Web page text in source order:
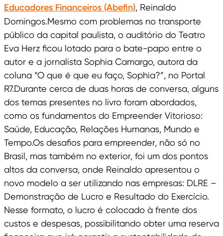
Educadores Financeiros (Abefin), Reinaldo
Domingos.Mesmo com problemas no transporte
público da capital paulista, o auditório do Teatro
Eva Herz ficou lotado para o bate-papo entre o
autor e a jornalista Sophia Camargo, autora da
coluna “O que é que eu faço, Sophia?”, no Portal
R7.Durante cerca de duas horas de conversa, alguns
dos temas presentes no livro foram abordados,
como os fundamentos do Empreender Vitorioso:
Saúde, Educação, Relações Humanas, Mundo e
Tempo.Os desafios para empreender, não só no
Brasil, mas também no exterior, foi um dos pontos
altos da conversa, onde Reinaldo apresentou o
novo modelo a ser utilizando nas empresas: DLRE –
Demonstração de Lucro e Resultado do Exercício.
Nesse formato, o lucro é colocado à frente dos
custos e despesas, possibilitando obter uma reserva